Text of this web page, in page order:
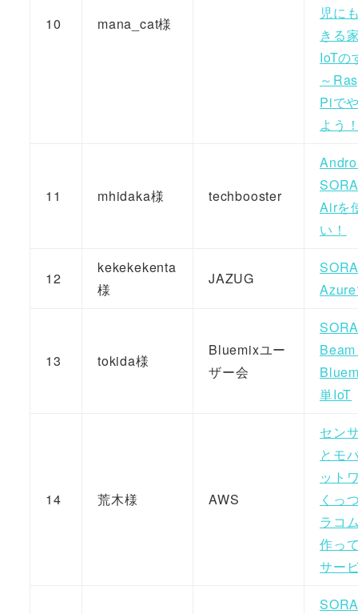
10 mana_cat様
児に
きる
IoTの
～
Piで
よう
11 mhidaka様 techbooster
Airを
い！
12
kekekekenta
様
JAZUG
13 tokida様
Bluemixユー
ザー会
単IoT
14 荒木様 AWS
セン
とモ
ット
くっ
ラコ
作っ
サー